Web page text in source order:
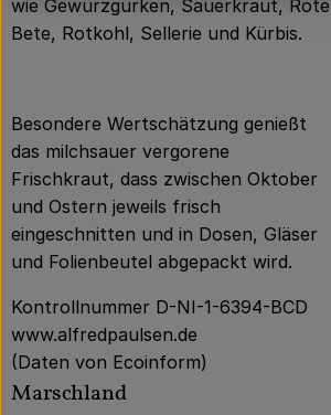
wie Gewürzgurken, Sauerkraut, Rote
Bete, Rotkohl, Sellerie und Kürbis.
Besondere Wertschätzung genießt
das milchsauer vergorene
Frischkraut, dass zwischen Oktober
und Ostern jeweils frisch
eingeschnitten und in Dosen, Gläser
und Folienbeutel abgepackt wird.
Kontrollnummer D-NI-1-6394-BCD
www.alfredpaulsen.de
(Daten von Ecoinform)
Marschland